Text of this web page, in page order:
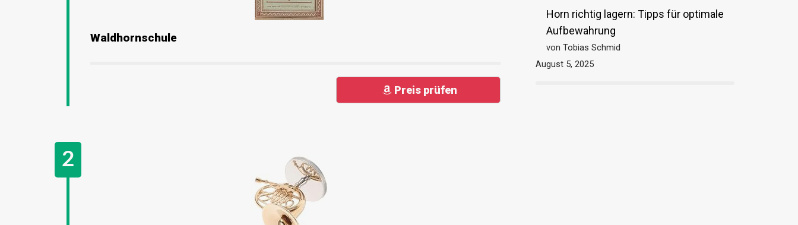
Waldhornschule
Preis prüfen
Horn richtig lagern: Tipps für optimale
Aufbewahrung
von Tobias Schmid
August 5, 2025